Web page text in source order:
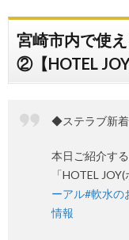
宮崎市内で使
②【HOTEL JOY
◆ステラブ新
本日ご紹介す
「HOTEL
ーアル#軟水の
情報